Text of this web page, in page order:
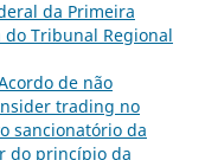
da Primeira
do Tribunal Regional
de não
trading no
sancionatório da
do princípio da